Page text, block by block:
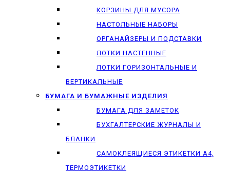
КОРЗИНЫ ДЛЯ МУСОРА
НАСТОЛЬНЫЕ НАБОРЫ
ОРГАНАЙЗЕРЫ И ПОДСТАВКИ
ЛОТКИ НАСТЕННЫЕ
ЛОТКИ ГОРИЗОНТАЛЬНЫЕ И
ВЕРТИКАЛЬНЫЕ
БУМАГА И БУМАЖНЫЕ ИЗДЕЛИЯ
БУМАГА ДЛЯ ЗАМЕТОК
БУХГАЛТЕРСКИЕ ЖУРНАЛЫ И
БЛАНКИ
САМОКЛЕЯЩИЕСЯ ЭТИКЕТКИ А4,
ТЕРМОЭТИКЕТКИ